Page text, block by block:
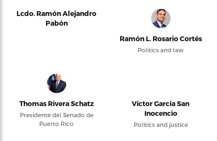
Lcdo. Ramón Alejandro
Pabón
Ramón L. Rosario Cortés
Politics and law
Thomas Rivera Schatz
Presidente del Senado de
Puerto Rico
Víctor García San
Inocencio
Politics and justice